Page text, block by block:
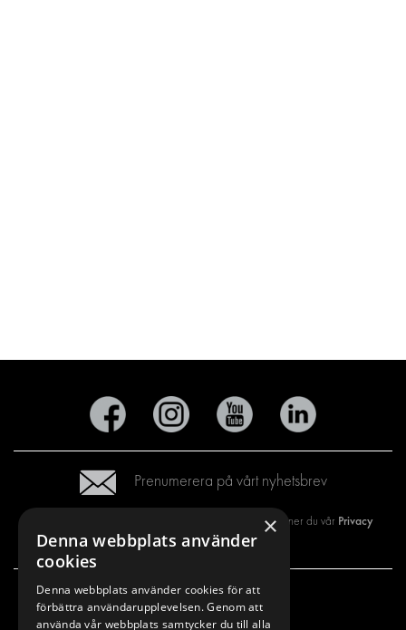
Prenumerera på vårt nyhetsbrev
Genom att registrera dig på vårt nyhetsbrev så godkänner du vår Privacy
policy
VÅRT ERBJUDANDE PRODUKTER
×
Denna webbplats använder
cookies
Denna webbplats använder cookies för att
förbättra användarupplevelsen. Genom att
använda vår webbplats samtycker du till alla